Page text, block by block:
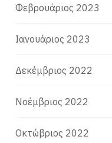
Φεβρουάριος 2023
Ιανουάριος 2023
Δεκέμβριος 2022
Νοέμβριος 2022
Οκτώβριος 2022